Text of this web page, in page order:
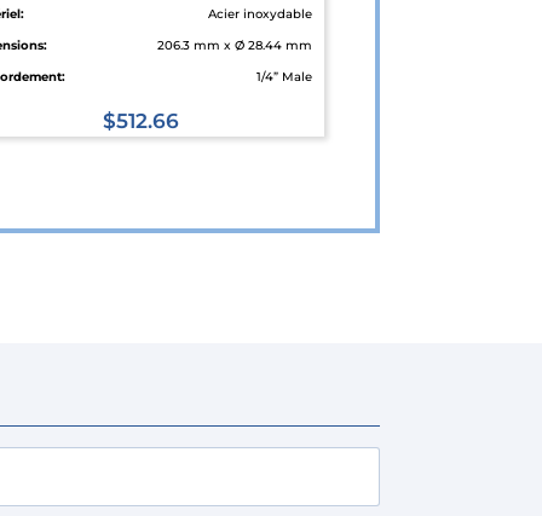
Acier inoxydable
206.3 mm x Ø 28.44 mm
1/4” Male
$512.66
choisies